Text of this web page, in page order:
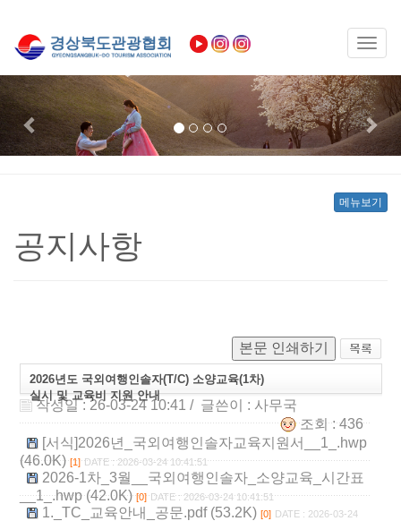
Previous
메뉴보기
공지사항
본문 인쇄하기
2026년도 국외여행인솔자(T/C) 소양교육(1차)
실시 및 교육비 지원 안내
작성일 : 26-03-24 10:41 / 글쓴이 : 사무국
조회 : 436
[서식]2026년_국외여행인솔자교육지원서__1_.hwp
(46.0K) [1] DATE : 2026-03-24 10:41:51
2026-1차_3월__국외여행인솔자_소양교육_시간표
__1_.hwp (42.0K) [0] DATE : 2026-03-24 10:41:51
1._TC_교육안내_공문.pdf (53.2K) [0] DATE : 2026-03-24